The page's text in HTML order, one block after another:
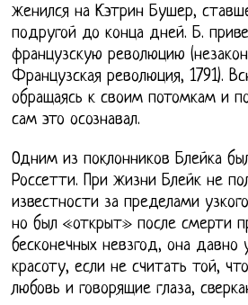
женился на Кэтрин Бушер,
подругой до конца дней. Б.
французскую революцию
Французская революция, 1791).
обращаясь к своим потомкам и
сам это осознавал.
Одним из поклонников Блейка
Россетти. При жизни Блейк не
известности за пределами
но был «открыт» после смерти
бесконечных невзгод, она давно
красоту, если не считать той,
любовь и говорящие глаза,